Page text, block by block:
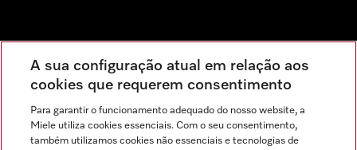
A sua configuração atual em relação aos
cookies que requerem consentimento
Para garantir o funcionamento adequado do nosso website, a
Miele utiliza cookies essenciais. Com o seu consentimento,
também utilizamos cookies não essenciais e tecnologias de